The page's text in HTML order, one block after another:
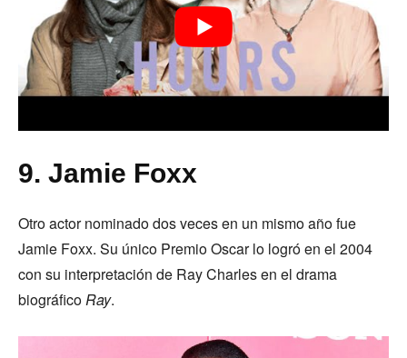
9. Jamie Foxx
Otro actor nominado dos veces en un mismo año fue
Jamie Foxx. Su único Premio Oscar lo logró en el 2004
con su interpretación de Ray Charles en el drama
biográfico Ray.